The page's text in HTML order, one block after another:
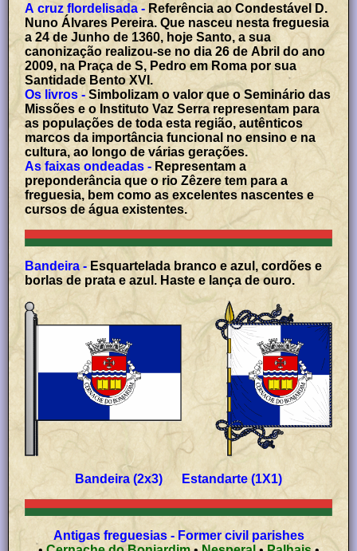
A cruz flordelisada - Referência ao Condestável D.
Nuno Álvares Pereira. Que nasceu nesta freguesia
a 24 de Junho de 1360, hoje Santo, a sua
canonização realizou-se no dia 26 de Abril do ano
2009, na Praça de S, Pedro em Roma por sua
Santidade Bento XVI.
Os livros -Simbolizam o valor que o Seminário das
Missões e o Instituto Vaz Serra representam para
as populações de toda esta região, autênticos
marcos da importância funcional no ensino e na
cultura, ao longo de várias gerações.
As faixas ondeadas - Representam a
preponderância que o rio Zêzere tem para a
freguesia, bem como as excelentes nascentes e
cursos de água existentes.
Bandeira - Esquartelada branco e azul, cordões e
borlas de prata e azul. Haste e lança de ouro.
Bandeira (2x3) Estandarte (1X1)
Antigas freguesias - Former civil parishes